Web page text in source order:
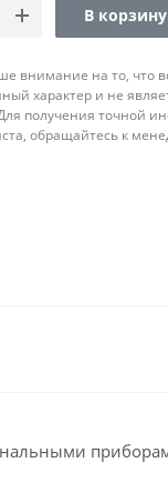
В корзину
внимание на то, что
характер и не
получения точной
обращайтесь к